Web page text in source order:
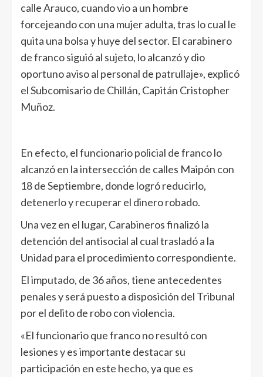
calle Arauco, cuando vio a un hombre
forcejeando con una mujer adulta, tras lo cual le
quita una bolsa y huye del sector. El carabinero
de franco siguió al sujeto, lo alcanzó y dio
oportuno aviso al personal de patrullaje», explicó
el Subcomisario de Chillán, Capitán Cristopher
Muñoz.
En efecto, el funcionario policial de franco lo
alcanzó en la intersección de calles Maipón con
18 de Septiembre, donde logró reducirlo,
detenerlo y recuperar el dinero robado.
Una vez en el lugar, Carabineros finalizó la
detención del antisocial al cual trasladó a la
Unidad para el procedimiento correspondiente.
El imputado, de 36 años, tiene antecedentes
penales y será puesto a disposición del Tribunal
por el delito de robo con violencia.
«El funcionario que franco no resultó con
lesiones y es importante destacar su
participación en este hecho, ya que es